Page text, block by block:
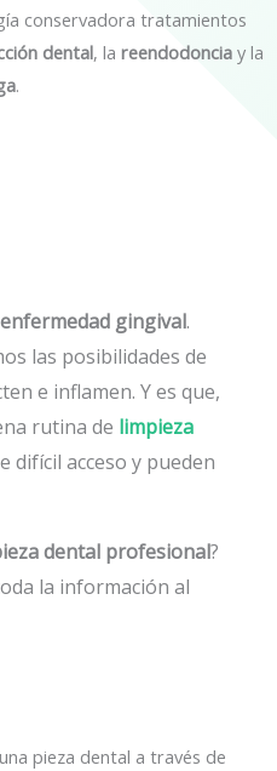
conservadora tratamientos
dental, la reendodoncia y la
.
enfermedad gingival.
las posibilidades de
e inflamen. Y es que,
rutina de limpieza
difícil acceso y pueden
dental profesional?
la información al
pieza dental a través de